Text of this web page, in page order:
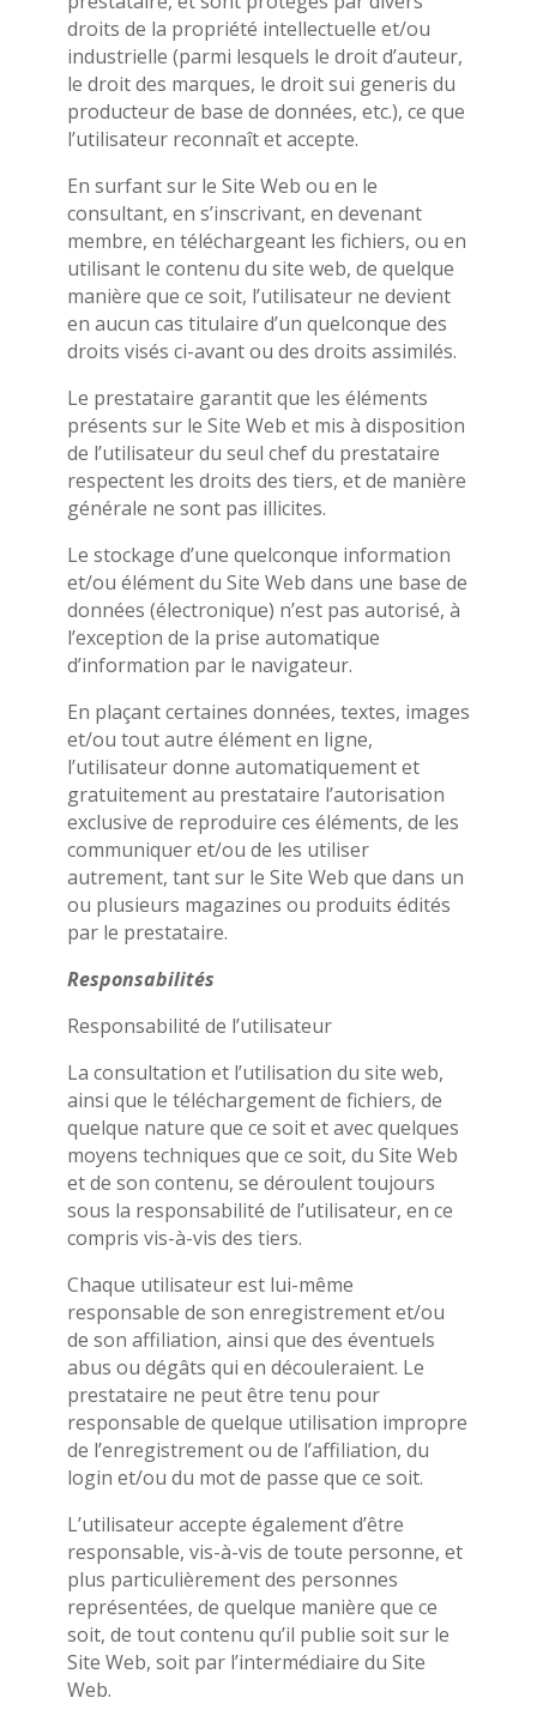
droits de la propriété intellectuelle et/ou
industrielle (parmi lesquels le droit d’auteur,
le droit des marques, le droit sui generis du
producteur de base de données, etc.), ce que
l’utilisateur reconnaît et accepte.
En surfant sur le Site Web ou en le
consultant, en s’inscrivant, en devenant
membre, en téléchargeant les fichiers, ou en
utilisant le contenu du site web, de quelque
manière que ce soit, l’utilisateur ne devient
en aucun cas titulaire d’un quelconque des
droits visés ci-avant ou des droits assimilés.
Le prestataire garantit que les éléments
présents sur le Site Web et mis à disposition
de l’utilisateur du seul chef du prestataire
respectent les droits des tiers, et de manière
générale ne sont pas illicites.
Le stockage d’une quelconque information
et/ou élément du Site Web dans une base de
données (électronique) n’est pas autorisé, à
l’exception de la prise automatique
d’information par le navigateur.
En plaçant certaines données, textes, images
et/ou tout autre élément en ligne,
l’utilisateur donne automatiquement et
gratuitement au prestataire l’autorisation
exclusive de reproduire ces éléments, de les
communiquer et/ou de les utiliser
autrement, tant sur le Site Web que dans un
ou plusieurs magazines ou produits édités
par le prestataire.
Responsabilités
Responsabilité de l’utilisateur
La consultation et l’utilisation du site web,
ainsi que le téléchargement de fichiers, de
quelque nature que ce soit et avec quelques
moyens techniques que ce soit, du Site Web
et de son contenu, se déroulent toujours
sous la responsabilité de l’utilisateur, en ce
compris vis-à-vis des tiers.
Chaque utilisateur est lui-même
responsable de son enregistrement et/ou
de son affiliation, ainsi que des éventuels
abus ou dégâts qui en découleraient. Le
prestataire ne peut être tenu pour
responsable de quelque utilisation impropre
de l’enregistrement ou de l’affiliation, du
login et/ou du mot de passe que ce soit.
L’utilisateur accepte également d’être
responsable, vis-à-vis de toute personne, et
plus particulièrement des personnes
représentées, de quelque manière que ce
soit, de tout contenu qu’il publie soit sur le
Site Web, soit par l’intermédiaire du Site
Web.